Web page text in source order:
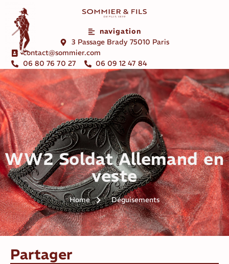
navigation
3 Passage Brady 75010 Paris
contact@sommier.com
06 80 76 70 27
06 09 12 47 84
WW2 Soldat Allemand en
veste
Home Déguisements
Partager